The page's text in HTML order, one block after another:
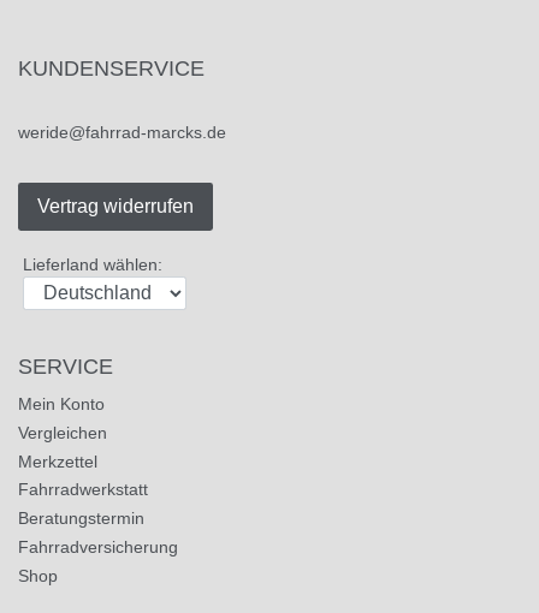
KUNDENSERVICE
weride@fahrrad-marcks.de
Vertrag widerrufen
Lieferland wählen:
SERVICE
Mein Konto
Vergleichen
Merkzettel
Fahrradwerkstatt
Beratungstermin
Fahrradversicherung
Shop